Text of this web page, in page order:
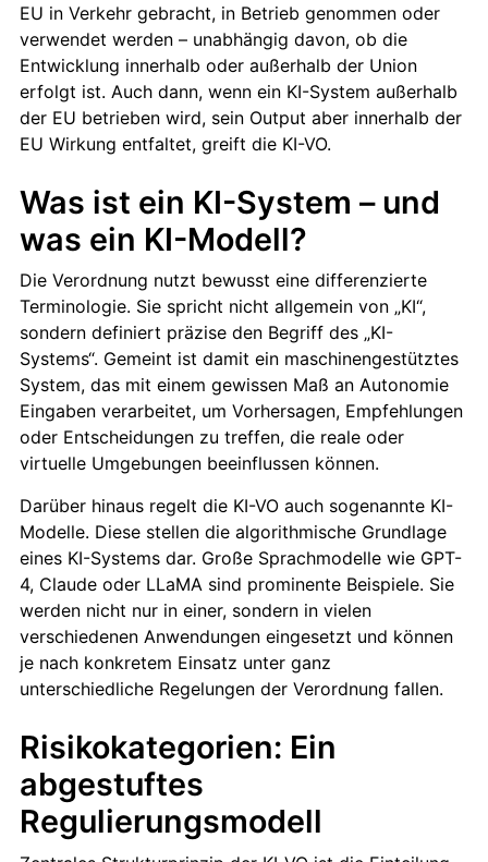
EU in Verkehr gebracht, in Betrieb genommen oder
verwendet werden – unabhängig davon, ob die
Entwicklung innerhalb oder außerhalb der Union
erfolgt ist. Auch dann, wenn ein KI-System außerhalb
der EU betrieben wird, sein Output aber innerhalb der
EU Wirkung entfaltet, greift die KI-VO.
Was ist ein KI-System – und
was ein KI-Modell?
Die Verordnung nutzt bewusst eine differenzierte
Terminologie. Sie spricht nicht allgemein von „KI“,
sondern definiert präzise den Begriff des „KI-
Systems“. Gemeint ist damit ein maschinengestütztes
System, das mit einem gewissen Maß an Autonomie
Eingaben verarbeitet, um Vorhersagen, Empfehlungen
oder Entscheidungen zu treffen, die reale oder
virtuelle Umgebungen beeinflussen können.
Darüber hinaus regelt die KI-VO auch sogenannte KI-
Modelle. Diese stellen die algorithmische Grundlage
eines KI-Systems dar. Große Sprachmodelle wie GPT-
4, Claude oder LLaMA sind prominente Beispiele. Sie
werden nicht nur in einer, sondern in vielen
verschiedenen Anwendungen eingesetzt und können
je nach konkretem Einsatz unter ganz
unterschiedliche Regelungen der Verordnung fallen.
Risikokategorien: Ein
abgestuftes
Regulierungsmodell